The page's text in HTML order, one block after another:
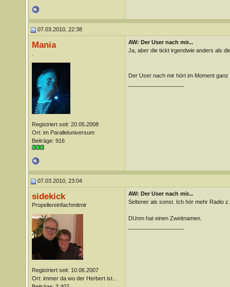
07.03.2010, 22:38
Mania
Registriert seit: 20.05.2008
Ort: im Paralleluniversum
Beiträge: 916
AW: Der User nach mir...
Ja, aber die tickt irgendwie anders als
Der User nach mir hört im Moment
07.03.2010, 23:04
sidekick
Propellereinfachmitmir
Registriert seit: 10.06.2007
Ort: immer da wo der Herbert ist...
AW: Der User nach mir...
Seltener als sonst. Ich hör mehr Radio
DUnm hat einen Zweitnamen.